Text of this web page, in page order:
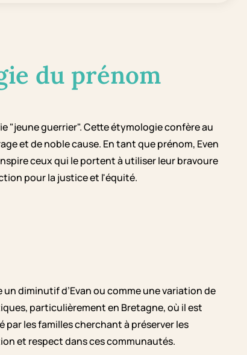
du prénom
"jeune guerrier". Cette étymologie confère au
et de noble cause. En tant que prénom, Even
ceux qui le portent à utiliser leur bravoure
pour la justice et l'équité.
diminutif d’Evan ou comme une variation de
particulièrement en Bretagne, où il est
les familles cherchant à préserver les
et respect dans ces communautés.